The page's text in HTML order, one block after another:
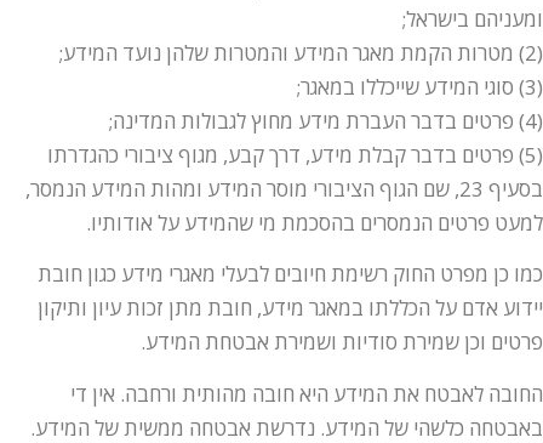
ומעניהם בישראל;
(2) מטרות הקמת מאגר המידע והמטרות שלהן נועד המידע;
(3) סוגי המידע שייכללו במאגר;
(4) פרטים בדבר העברת מידע מחוץ לגבולות המדינה;
(5) פרטים בדבר קבלת מידע, דרך קבע, מגוף ציבורי כהגדרתו
בסעיף 23, שם הגוף הציבורי מוסר המידע ומהות המידע הנמסר,
למעט פרטים הנמסרים בהסכמת מי שהמידע על אודותיו.
כמו כן מפרט החוק רשימת חיובים לבעלי מאגרי מידע כגון חובת
יידוע אדם על הכללתו במאגר מידע, חובת מתן זכות עיון ותיקון
פרטים וכן שמירת סודיות ושמירת אבטחת המידע.
החובה לאבטח את המידע היא חובה מהותית ורחבה. אין די
באבטחה כלשהי של המידע. נדרשת אבטחה ממשית של המידע.